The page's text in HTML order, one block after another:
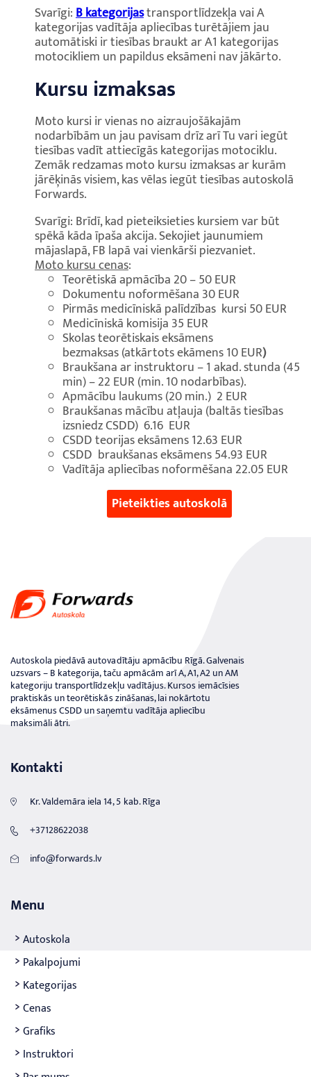
Svarīgi:B kategorijastransportlīdzekļa vai A
kategorijas vadītāja apliecības turētājiem jau
automātiski ir tiesības braukt ar A1 kategorijas
motocikliem un papildus eksāmeni nav jākārto.
Kursu izmaksas
Moto kursi ir vienas no aizraujošākajām
nodarbībām un jau pavisam drīz arī Tu vari iegūt
tiesības vadīt attiecīgās kategorijas motociklu.
Zemāk redzamas moto kursu izmaksas ar kurām
jārēķinās visiem, kas vēlas iegūt tiesības autoskolā
Forwards.
Svarīgi: Brīdī, kad pieteiksieties kursiem var būt
spēkā kāda īpaša akcija. Sekojiet jaunumiem
mājaslapā, FB lapā vai vienkārši piezvaniet.
Moto kursu cenas:
Teorētiskā apmācība 20 – 50 EUR
Dokumentu noformēšana 30 EUR
Pirmās medicīniskā palīdzības kursi 50 EUR
Medicīniskā komisija 35 EUR
Skolas teorētiskais eksāmens
bezmaksas (atkārtots ekāmens 10 EUR)
Braukšana ar instruktoru – 1 akad. stunda (45
min) – 22 EUR (min. 10 nodarbības).
Apmācību laukums (20 min.) 2 EUR
Braukšanas mācību atļauja (baltās tiesības
izsniedz CSDD) 6.16 EUR
CSDD teorijas eksāmens 12.63 EUR
CSDD braukšanas eksāmens 54.93 EUR
Vadītāja apliecības noformēšana 22.05 EUR
Pieteikties autoskolā
Autoskola piedāvā autovadītāju apmācību Rīgā. Galvenais
uzsvars – B kategorija, taču apmācām arī A, A1, A2 un AM
kategoriju transportlīdzekļu vadītājus. Kursos iemācīsies
praktiskās un teorētiskās zināšanas, lai nokārtotu
eksāmenus CSDD un saņemtu vadītāja apliecību
maksimāli ātri.
Kontakti
Kr. Valdemāra iela 14, 5 kab. Rīga
+37128622038
info@forwards.lv
Menu
Autoskola
Pakalpojumi
Kategorijas
Cenas
Grafiks
Instruktori